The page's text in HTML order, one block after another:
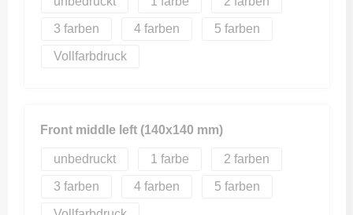
3 4 5
Vollfarbdruck
Front middle left (140x140 mm)
unbedruckt 1 2
3 4 5